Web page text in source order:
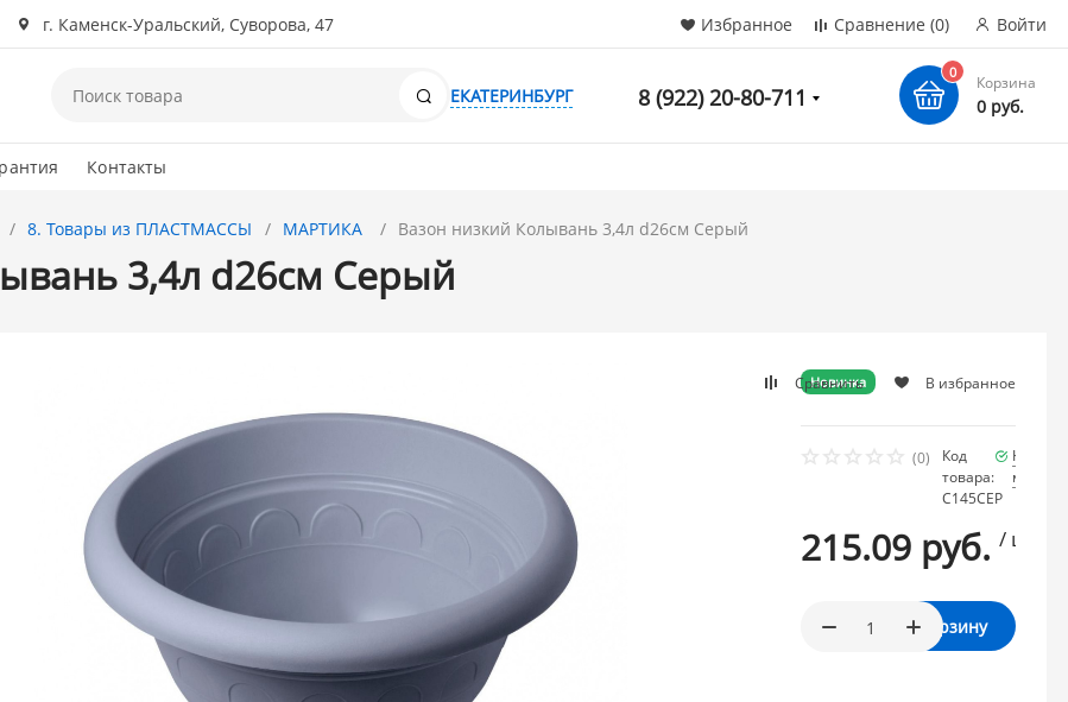
г. Каменск-Уральский, Суворова, 47 Избранное Сравнение (0) Войти
Поиск
ЕКАТЕРИНБУРГ 8 (922) 20-80-711
0
Корзина
0 руб.
Контакты
8. Товары из ПЛАСТМАССЫ МАРТИКА Вазон низкий Колывань 3,4л d26см Серый
3,4л d26см Серый
Сравнить В избранное
Новинка
(0)
Код
товара:
С145СЕР
мало
215.09 руб. / шт.
В корзину